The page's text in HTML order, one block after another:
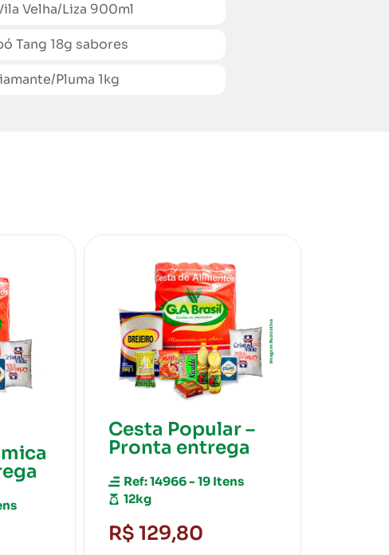
Velha/Liza 900ml
18g sabores
Pluma 1kg
Cesta Cristal –
Pronta entrega
Ref: 14967 - 20 Itens
14kg
R$ 139,80